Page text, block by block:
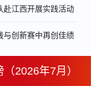
赴江西开展实践活动
与创新赛中再创佳绩
2026年7月）